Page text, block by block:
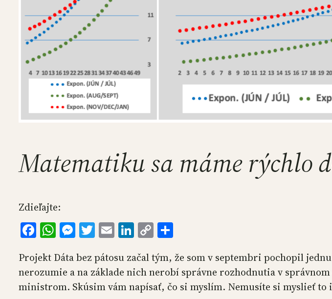
Matematiku sa máme rýchlo
Zdieľajte:
Facebook
WhatsApp
Messenger
Twitter
EmailLinkedIn
Copy
Projekt Dáta bez pátosu začal tým, že som v septembri pochopil
nerozumie a na základe nich nerobí správne rozhodnutia v
ministrom. Skúsim vám napísať, čo si myslím. Nemusíte si myslieť to